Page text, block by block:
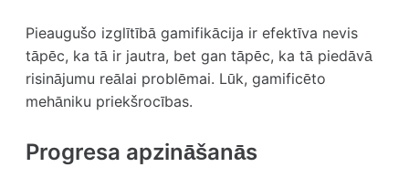
Pieaugušo izglītībā gamifikācija ir efektīva nevis
tāpēc, ka tā ir jautra, bet gan tāpēc, ka tā piedāvā
risinājumu reālai problēmai. Lūk, gamificēto
mehāniku priekšrocības.
Progresa apzināšanās